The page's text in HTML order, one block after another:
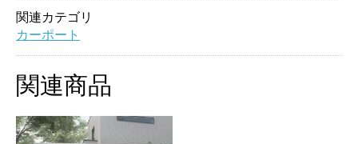
関連カテゴリ
カーポート
関連商品